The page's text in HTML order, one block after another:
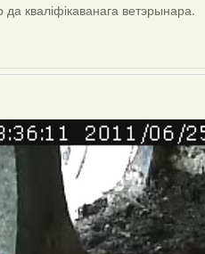
кваліфікаванага ветэрынара.